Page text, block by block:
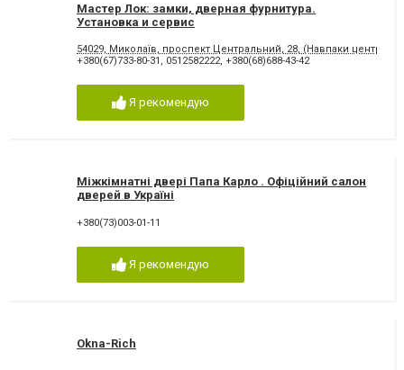
Мастер Лок: замки, дверная фурнитура.
Установка и сервис
54029, Миколаїв, проспект Центральний, 28, (Навпаки центр.
+380(67)733-80-31 , 0512582222, +380(68)688-43-42
Я рекомендую
Міжкімнатні двері Папа Карло . Офіційний салон
дверей в Україні
+380(73)003-01-11
Я рекомендую
Okna-Rich